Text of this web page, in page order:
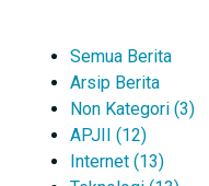
Semua Berita
Arsip Berita
Non Kategori (3)
APJII (12)
Internet (13)